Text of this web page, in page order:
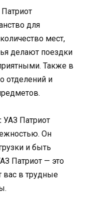
для
мест,
делают поездки
Также в
отделений и
УАЗ Патриот
Он
и быть
Патриот — это
вас в трудные